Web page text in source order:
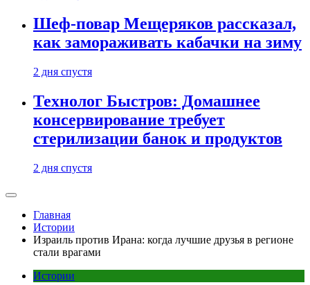
Шеф-повар Мещеряков рассказал,
как замораживать кабачки на зиму
2 дня спустя
Технолог Быстров: Домашнее
консервирование требует
стерилизации банок и продуктов
2 дня спустя
Главная
Истории
Израиль против Ирана: когда лучшие друзья в регионе
стали врагами
Истории